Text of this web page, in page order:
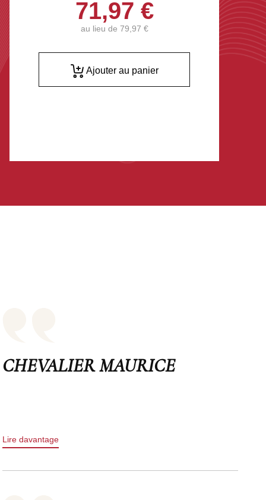
71,97 €
au lieu de 79,97 €
Ajouter au panier
CHEVALIER MAURICE
Lire davantage